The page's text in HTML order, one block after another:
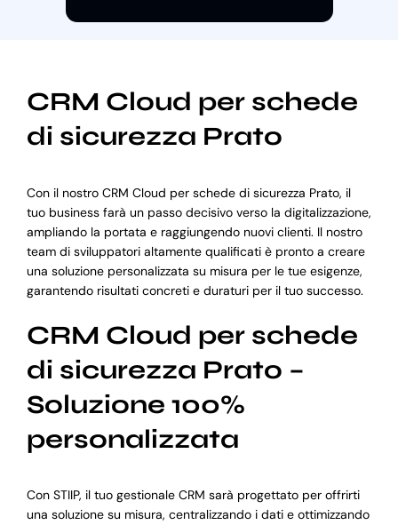
CRM Cloud per schede
di sicurezza Prato
Con il nostro CRM Cloud per schede di sicurezza Prato, il
tuo business farà un passo decisivo verso la digitalizzazione,
ampliando la portata e raggiungendo nuovi clienti. Il nostro
team di sviluppatori altamente qualificati è pronto a creare
una soluzione personalizzata su misura per le tue esigenze,
garantendo risultati concreti e duraturi per il tuo successo.
CRM Cloud per schede
di sicurezza Prato –
Soluzione 100%
personalizzata
Con STIIP, il tuo gestionale CRM sarà progettato per offrirti
una soluzione su misura, centralizzando i dati e ottimizzando